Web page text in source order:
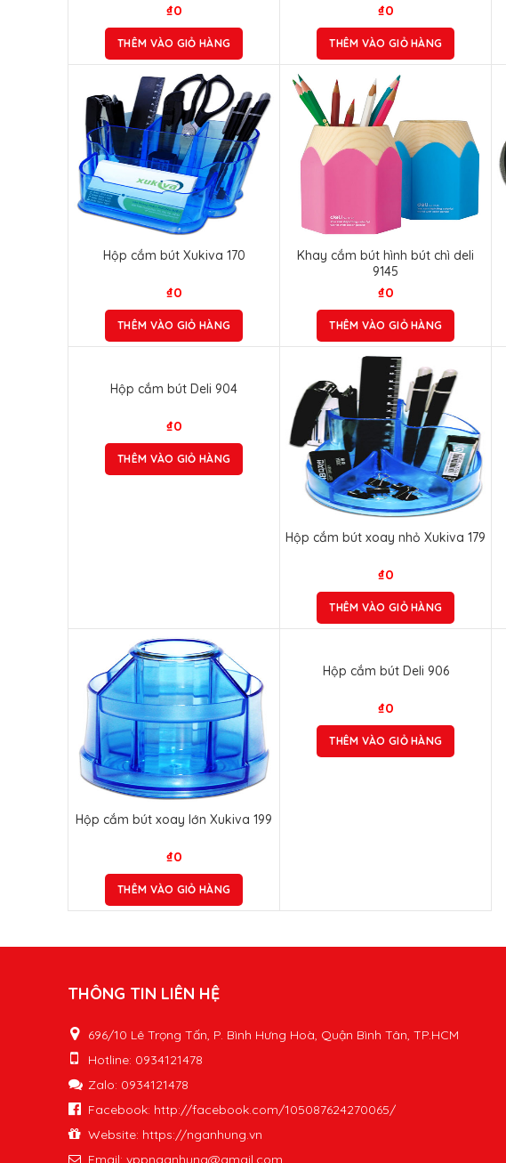
₫0
THÊM VÀO GIỎ HÀNG
₫0
THÊM VÀO GIỎ HÀNG
Hộp cắm bút Xukiva 170
₫0
THÊM VÀO GIỎ HÀNG
Khay cắm bút hình bút chì deli
9145
₫0
THÊM VÀO GIỎ HÀNG
Hộp cắm bút Deli 904
₫0
THÊM VÀO GIỎ HÀNG
Hộp cắm bút xoay nhỏ Xukiva 179
₫0
THÊM VÀO GIỎ HÀNG
Hộp cắm bút xoay lớn Xukiva 199
₫0
THÊM VÀO GIỎ HÀNG
Hộp cắm bút Deli 906
₫0
THÊM VÀO GIỎ HÀNG
THÔNG TIN LIÊN HỆ
696/10 Lê Trọng Tấn, P. Bình Hưng Hoà, Quận Bình Tân, TP.HCM
Hotline: 0934121478
Zalo: 0934121478
Facebook: http://facebook.com/105087624270065/
Website: https://nganhung.vn
Email: vppnganhung@gmail.com